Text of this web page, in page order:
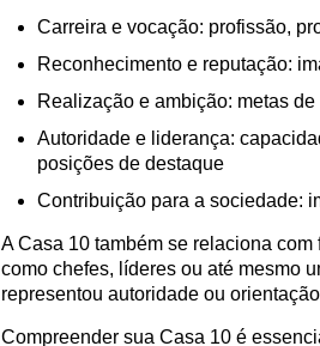
Carreira e vocação: profissão,
Reconhecimento e reputação:
Realização e ambição: metas
Autoridade e liderança:
posições de destaque
Contribuição para a sociedade:
A Casa 10 também se relaciona
como chefes, líderes ou até mesmo
representou autoridade ou
Compreender sua Casa 10 é